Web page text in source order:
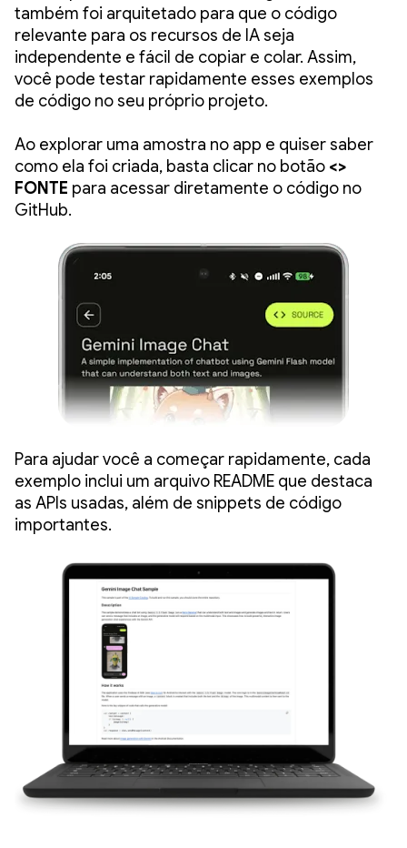
também foi arquitetado para que o código
relevante para os recursos de IA seja
independente e fácil de copiar e colar. Assim,
você pode testar rapidamente esses exemplos
de código no seu próprio projeto.
Ao explorar uma amostra no app e quiser saber
como ela foi criada, basta clicar no botão <>
FONTE para acessar diretamente o código no
GitHub.
Para ajudar você a começar rapidamente, cada
exemplo inclui um arquivo README que destaca
as APIs usadas, além de snippets de código
importantes.